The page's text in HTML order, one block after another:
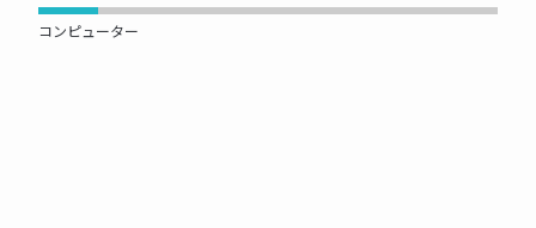
コンピューター